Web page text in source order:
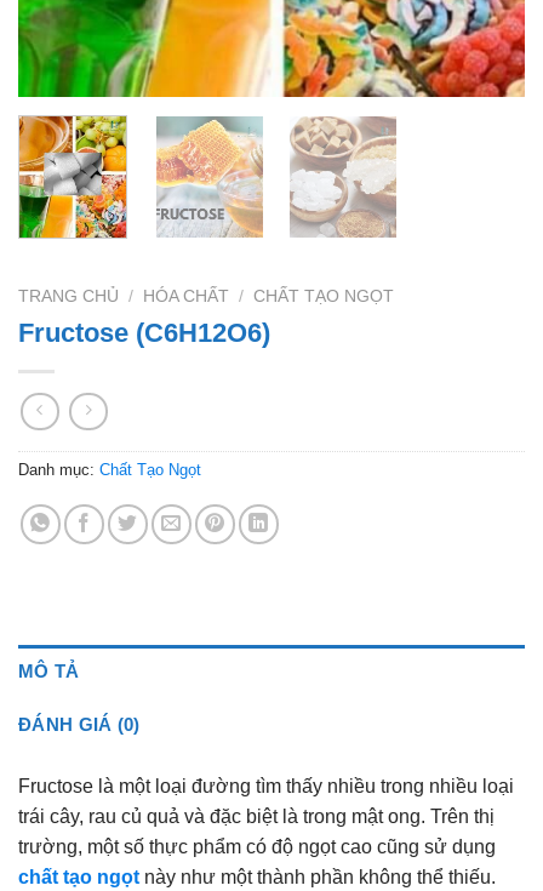
TRANG CHỦ / HÓA CHẤT / CHẤT TẠO NGỌT
Fructose (C6H12O6)
Danh mục: Chất Tạo Ngọt
MÔ TẢ
ĐÁNH GIÁ (0)
Fructose là một loại đường tìm thấy nhiều trong nhiều loại
trái cây, rau củ quả và đặc biệt là trong mật ong. Trên thị
trường, một số thực phẩm có độ ngọt cao cũng sử dụng
chất tạo ngọt này như một thành phần không thể thiếu.